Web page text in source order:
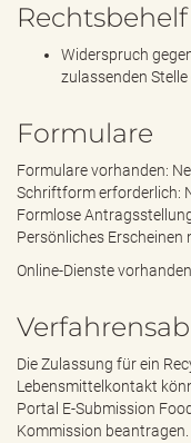
Rechtsbehelf
Widerspruch
zulassenden
Formulare
Formulare vorhanden:
Schriftform erforderlich:
Formlose
Persönliches Erscheinen
Online-Dienste
Die Zulassung für ein
Lebensmittelkontakt
Portal E-Submission
Kommission